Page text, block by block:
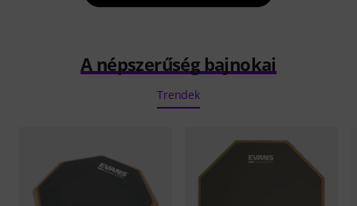
A népszerűség bajnokai
Trendek